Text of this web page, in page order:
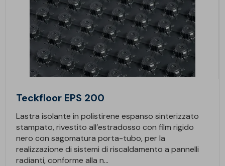
Teckfloor EPS 200
Lastra isolante in polistirene espanso sinterizzato
stampato, rivestito all’estradosso con film rigido
nero con sagomatura porta-tubo, per la
realizzazione di sistemi di riscaldamento a pannelli
radianti, conforme alla n...